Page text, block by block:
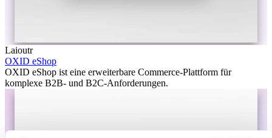
Laioutr
OXID eShop
OXID eShop ist eine erweiterbare Commerce-Plattform für
komplexe B2B- und B2C-Anforderungen.